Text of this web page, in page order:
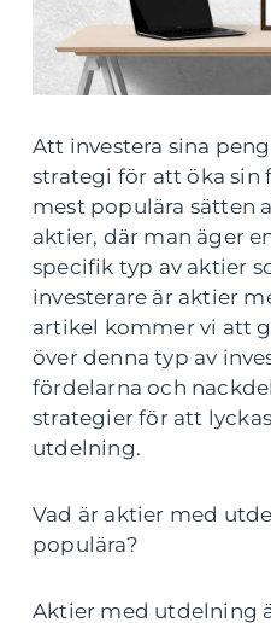
Att investera sina
strategi för att öka sin
mest populära sätten
aktier, där man äger
specifik typ av aktier
investerare är aktier
artikel kommer vi att
över denna typ av
fördelarna och
strategier för att
utdelning.
Vad är aktier med
populära?
Aktier med utdelning